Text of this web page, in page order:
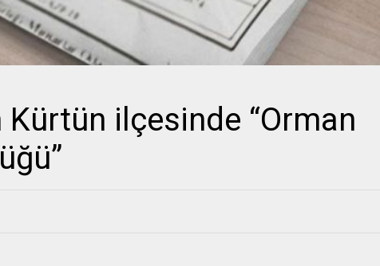
Kürtün ilçesinde “Orman